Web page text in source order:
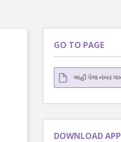
GO TO PAGE
DOWNLOAD APP